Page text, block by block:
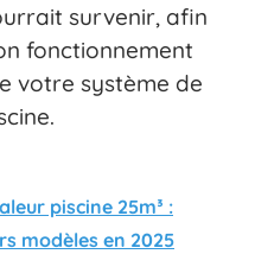
survenir, afin
fonctionnement
votre système de
piscine 25m³ :
modèles en 2025